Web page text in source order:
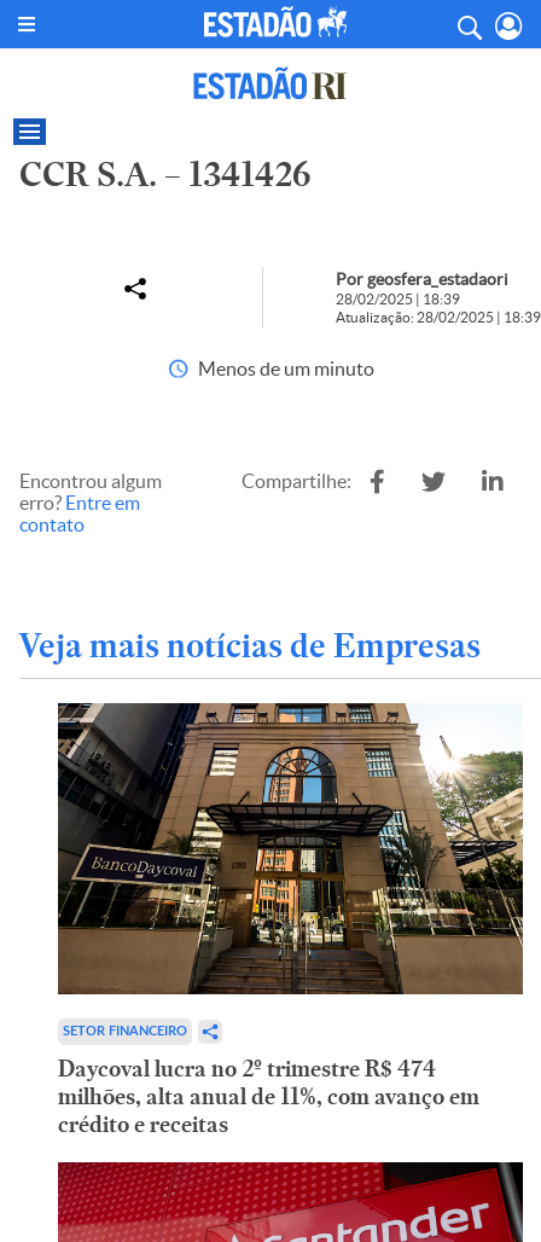
CCR S.A. – 1341426
Por geosfera_estadaori
28/02/2025 | 18:39
Atualização: 28/02/2025 | 18:39
Menos de um minuto
Encontrou algum
erro? Entre em
contato
Compartilhe:
Veja mais notícias de Empresas
SETOR FINANCEIRO
Daycoval lucra no 2º trimestre R$ 474
milhões, alta anual de 11%, com avanço em
crédito e receitas